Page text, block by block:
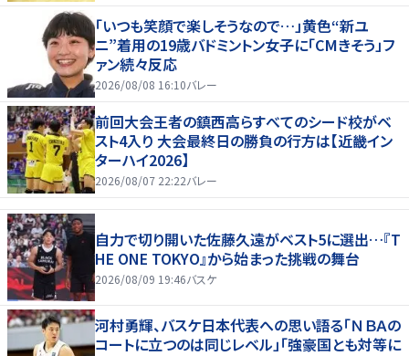
「いつも笑顔で楽しそうなので…」黄色“新ユ
ニ”着用の19歳バドミントン女子に「CMきそう」フ
ァン続々反応
2026/08/08 16:10バレー
前回大会王者の鎮西高らすべてのシード校がベ
スト4入り 大会最終日の勝負の行方は【近畿イン
ターハイ2026】
2026/08/07 22:22バレー
自力で切り開いた佐藤久遠がベスト5に選出…『T
HE ONE TOKYO』から始まった挑戦の舞台
2026/08/09 19:46バスケ
河村勇輝、バスケ日本代表への思い語る「ＮＢＡの
コートに立つのは同じレベル」「強豪国とも対等に